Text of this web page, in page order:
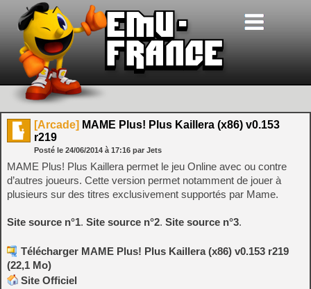
[Arcade] MAME Plus! Plus Kaillera (x86) v0.153
r219
Posté le 24/06/2014 à 17:16 par Jets
MAME Plus! Plus Kaillera permet le jeu Online avec ou contre
d’autres joueurs. Cette version permet notamment de jouer à
plusieurs sur des titres exclusivement supportés par Mame.
Site source n°1. Site source n°2. Site source n°3.
Télécharger MAME Plus! Plus Kaillera (x86) v0.153 r219
(22,1 Mo)
Site Officiel